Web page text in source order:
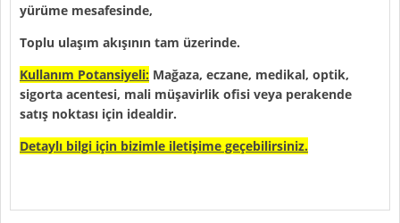
yürüme mesafesinde,
Toplu ulaşım akışının tam üzerinde.
Kullanım Potansiyeli: Mağaza, eczane, medikal, optik,
sigorta acentesi, mali müşavirlik ofisi veya perakende
satış noktası için idealdir.
Detaylı bilgi için bizimle iletişime geçebilirsiniz.